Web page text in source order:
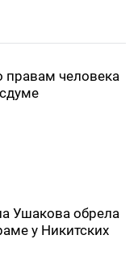
человека
Ушакова обрела
у Никитских